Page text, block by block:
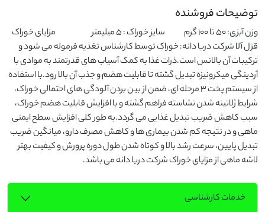
توضیحات فروشنده
تبدیل پایین، سرعت رشد بالا و کوتاه شدن طول دوره پرورش و کیفیت بهتر
لاشه ماهی از مزایای خوراک شرکت دریا دانه می باشد.
خدمات کارشناسی